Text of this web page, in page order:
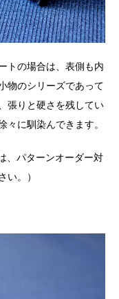
トの場合は、表側も内
物のシリーズであって
張りと硬さを残してい
々に馴染んできます。
パターンオーダー対
い。）